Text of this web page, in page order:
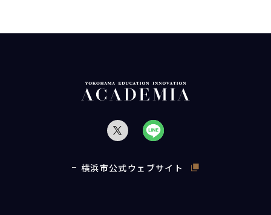
横浜市公式ウェブサイト